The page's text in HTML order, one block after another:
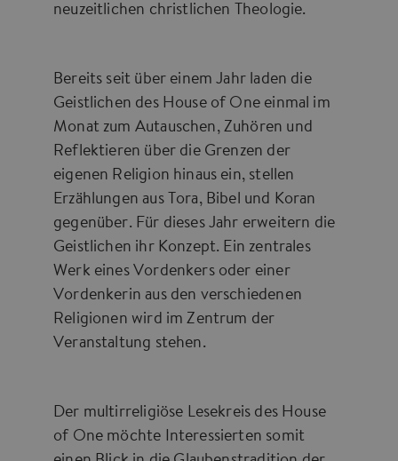
neuzeitlichen christlichen Theologie.
Bereits seit über einem Jahr laden die
Geistlichen des House of One einmal im
Monat zum Autauschen, Zuhören und
Reflektieren über die Grenzen der
eigenen Religion hinaus ein, stellen
Erzählungen aus Tora, Bibel und Koran
gegenüber. Für dieses Jahr erweitern die
Geistlichen ihr Konzept. Ein zentrales
Werk eines Vordenkers oder einer
Vordenkerin aus den verschiedenen
Religionen wird im Zentrum der
Veranstaltung stehen.
Der multirreligiöse Lesekreis des House
of One möchte Interessierten somit